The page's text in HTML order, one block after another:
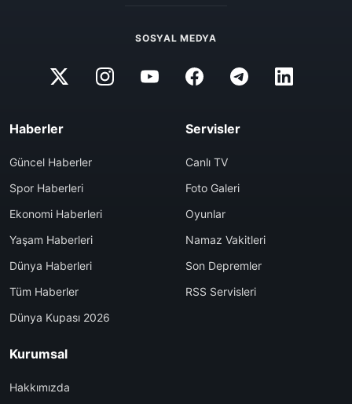
SOSYAL MEDYA
Haberler
Güncel Haberler
Spor Haberleri
Ekonomi Haberleri
Yaşam Haberleri
Dünya Haberleri
Tüm Haberler
Dünya Kupası 2026
Servisler
Canlı TV
Foto Galeri
Oyunlar
Namaz Vakitleri
Son Depremler
RSS Servisleri
Kurumsal
Hakkımızda